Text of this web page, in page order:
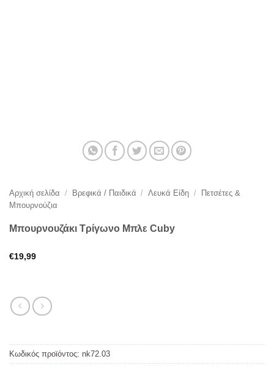
Αρχική σελίδα / Βρεφικά / Παιδικά / Λευκά Είδη /
Πετσέτες &
Μπουρνούζια
Μπουρνουζάκι Τρίγωνο Μπλε Cuby
€19,99
Κωδικός προϊόντος: nk72.03